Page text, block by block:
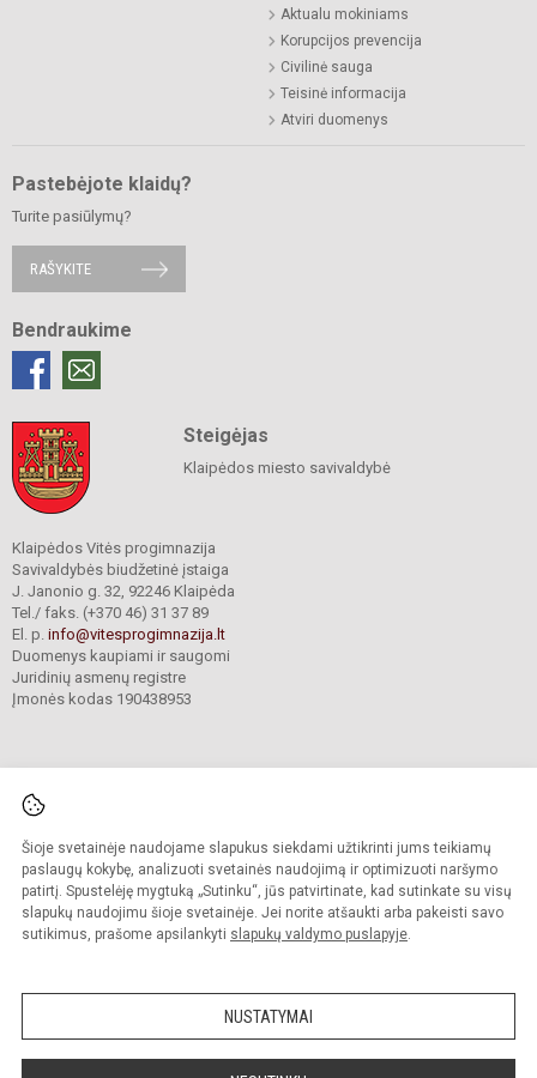
Šioje svetainėje naudojame slapukus siekdami užtikrinti jums teikiamų
paslaugų kokybę, analizuoti svetainės naudojimą ir optimizuoti naršymo
patirtį. Spustelėję mygtuką „Sutinku“, jūs patvirtinate, kad sutinkate su visų
slapukų naudojimu šioje svetainėje. Jei norite atšaukti arba pakeisti savo
sutikimus, prašome apsilankyti slapukų valdymo puslapyje.
NUSTATYMAI
Aktualu mokiniams
Korupcijos prevencija
Civilinė sauga
Teisinė informacija
Atviri duomenys
Pastebėjote klaidų?
Turite pasiūlymų?
RAŠYKITE
Bendraukime
Steigėjas
Klaipėdos miesto savivaldybė
Klaipėdos Vitės progimnazija
Savivaldybės biudžetinė įstaiga
J. Janonio g. 32, 92246 Klaipėda
Tel./ faks. (+370 46) 31 37 89
El. p. info@vitesprogimnazija.lt
Duomenys kaupiami ir saugomi
Juridinių asmenų registre
Įmonės kodas 190438953
© 2024. Klaipėdos Vitės progimnazija. Visos teisės saugomos.
Kopijuoti turinį be raštiško progimnazijos sutikimo griežtai draudžiama.
Prieinamumo paraiška Slapukų valdymas
Sumanus būdas atnaujinti